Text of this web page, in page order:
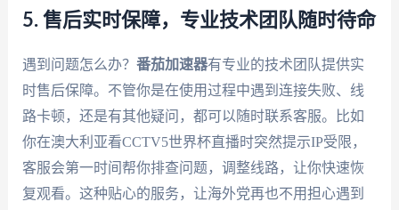
5. 售后实时保障，专业技术团队随时待命
遇到问题怎么办？ 番茄加速器有专业的技术团队提供实
时售后保障。不管你是在使用过程中遇到连接失败、线
路卡顿，还是有其他疑问，都可以随时联系客服。比如
你在澳大利亚看CCTV5世界杯直播时突然提示IP受限，
客服会第一时间帮你排查问题，调整线路，让你快速恢
复观看。这种贴心的服务，让海外党再也不用担心遇到